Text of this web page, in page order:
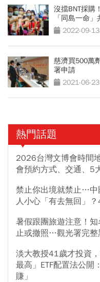
沒擋BNT採購
「同島一命
2022-09-13
慈濟買500萬
署申請
2021-06-23
熱門話題
2026台灣文博會時間
會預約方式、交通、5
禁止你出境就禁止…
人小心「有去無回」
暑假跟團旅遊注意！
止或撤照…觀光署完整
淡大教授41歲才投資
最高」ETF配置法公
賺」